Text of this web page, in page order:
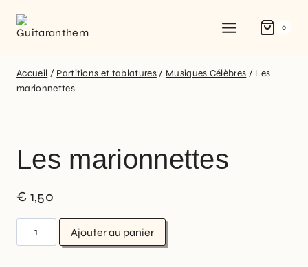
0
Accueil / Partitions et tablatures / Musiques Célèbres / Les
marionnettes
Les marionnettes
€ 1,50
Ajouter au panier